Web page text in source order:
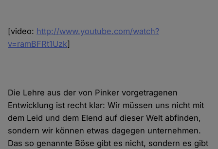
[video: http://www.youtube.com/watch?
v=ramBFRt1Uzk]
Die Lehre aus der von Pinker vorgetragenen
Entwicklung ist recht klar: Wir müssen uns nicht mit
dem Leid und dem Elend auf dieser Welt abfinden,
sondern wir können etwas dagegen unternehmen.
Das so genannte Böse gibt es nicht, sondern es gibt